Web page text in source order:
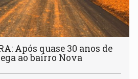
Após quase 30 anos de
ao bairro Nova